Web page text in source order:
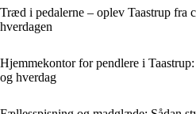
Træd i pedalerne – oplev Taastrup fra
hverdagen
Hjemmekontor for pendlere i
og hverdag